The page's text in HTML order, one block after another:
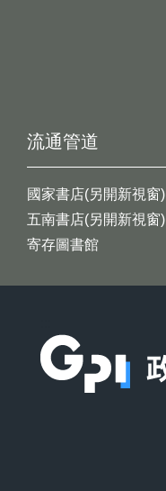
流通管道
國家書店(另開新視窗)
五南書店(另開新視窗)
寄存圖書館